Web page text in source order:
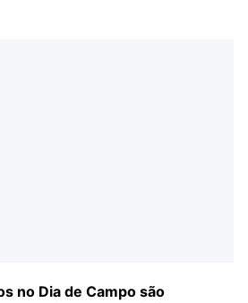
no Dia de Campo são